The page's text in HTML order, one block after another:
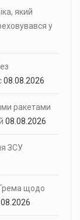
який
у
08.08.2026
ракетами
08.08.2026
ЗСУ
щодо